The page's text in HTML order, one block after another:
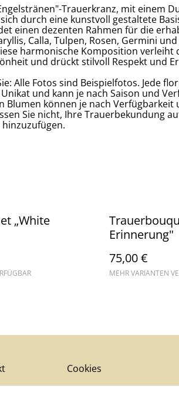
Trauerkranz, mit einem
durch eine kunstvoll gestaltete
einen dezenten Rahmen für die
Calla, Tulpen, Rosen, Germini
harmonische Komposition verleiht
und drückt stilvoll Respekt und
Alle Fotos sind Beispielfotos. Jede
und kann je nach Saison und
Blumen können je nach Verfügbarkeit
Sie nicht, Ihre Trauerbekundung
„White
Erinnerung"
75,00 €
MEHR VARIANTEN
Cookies